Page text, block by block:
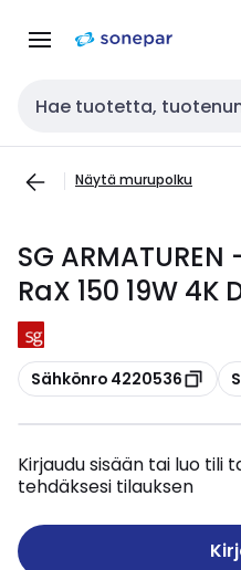
navigointiinsisältöön
Haku
Näytä murupolku
SG
RaX 150 19W 4K
Kopioi
Sähkönro 4220536
Kirjaudu sisään tai luo tili
tehdäksesi tilauksen